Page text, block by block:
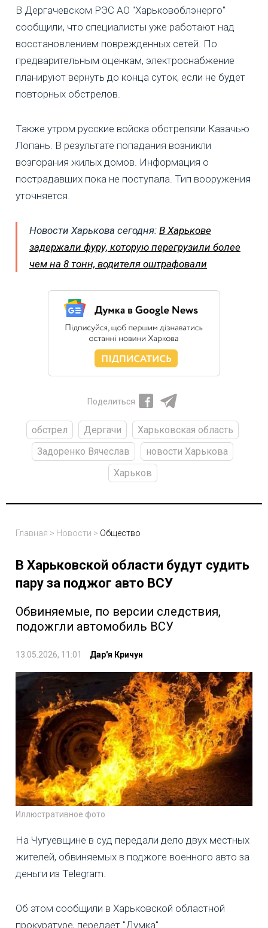
В Дергачевском РЭС АО "Харьковоблэнерго"
сообщили, что специалисты уже работают над
восстановлением поврежденных сетей. По
предварительным оценкам, электроснабжение
планируют вернуть до конца суток, если не будет
повторных обстрелов.
Также утром русские войска обстреляли Казачью
Лопань. В результате попадания возникли
возгорания жилых домов. Информация о
пострадавших пока не поступала. Тип вооружения
уточняется.
Новости Харькова сегодня: В Харькове
задержали фуру, которую перегрузили более
чем на 8 тонн, водителя оштрафовали
Поделиться
обстрел Дергачи
Харьковская область
Задоренко Вячеслав
новости Харькова
Харьков
Главная > Новости > Общество
В Харьковской области будут судить
пару за поджог авто ВСУ
Обвиняемые, по версии следствия,
подожгли автомобиль ВСУ
13.05.2026, 11:01 Дар'я Кричун
Иллюстративное фото
На Чугуевщине в суд передали дело двух местных
жителей, обвиняемых в поджоге военного авто за
деньги из Telegram.
Об этом сообщили в Харьковской областной
прокуратуре, передает "Думка".